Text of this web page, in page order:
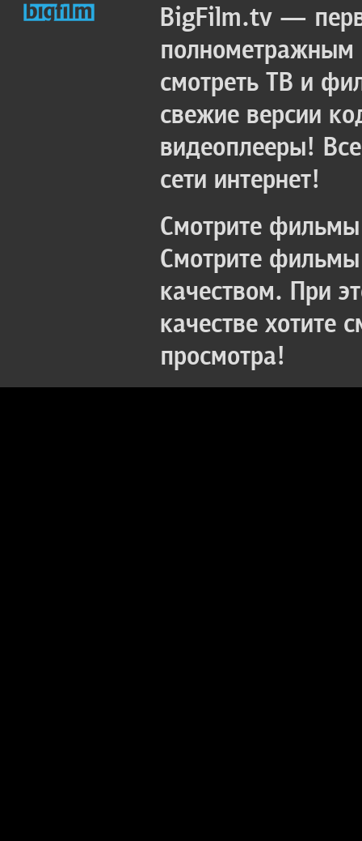
BigFilm.tv —
полнометражным
смотреть ТВ и
свежие версии
видеоплееры!
сети интернет!
Смотрите
Смотрите
качеством. При
качестве хотите
просмотра!